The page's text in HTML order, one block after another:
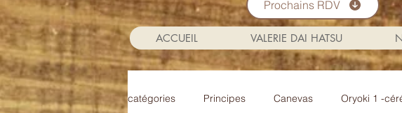
Prochains RDV
ACCUEIL VALERIE DAI HATSU
catégories Principes Canevas Oryoki 1 -